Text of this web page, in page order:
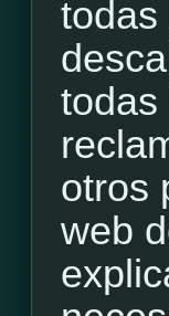
todas
todas
otros
web